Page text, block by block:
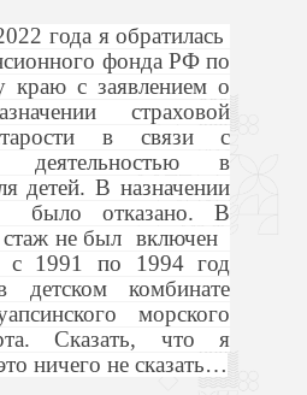
года я обратилась
фонда РФ по
краю с заявлением о
страховой
в связи с
деятельностью в
детей. В назначении
было отказано. В
стаж не был включен
с 1991 по 1994 год
детском комбинате
морского
Сказать, что я
ничего не сказать…